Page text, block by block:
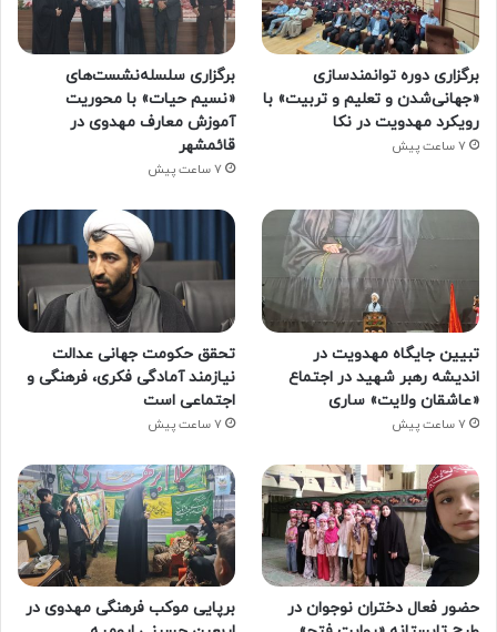
برگزاری دوره توانمندسازی
«جهانی‌شدن و تعلیم و تربیت» با
رویکرد مهدویت در نکا
7 ساعت پیش
برگزاری سلسله‌نشست‌های
«نسیم حیات» با محوریت
آموزش معارف مهدوی در
قائمشهر
7 ساعت پیش
تبیین جایگاه مهدویت در
اندیشه رهبر شهید در اجتماع
«عاشقان ولایت» ساری
7 ساعت پیش
تحقق حکومت جهانی عدالت
نیازمند آمادگی فکری، فرهنگی و
اجتماعی است
7 ساعت پیش
حضور فعال دختران نوجوان در
برپایی موکب فرهنگی مهدوی در